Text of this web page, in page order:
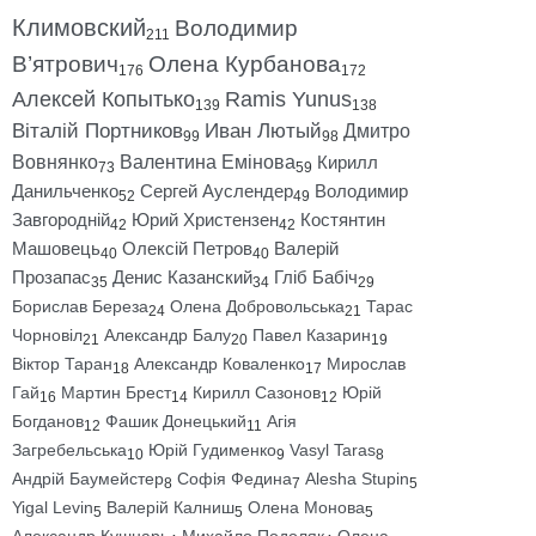
Климовский211 Володимир
В’ятрович176 Олена Курбанова172
Алексей Копытько139 Ramis Yunus138
Віталій Портников99 Иван Лютый98 Дмитро
Вовнянко73 Валентина Емінова59 Кирилл
Данильченко52 Сергей Ауслендер49 Володимир
Завгородній42 Юрий Христензен42 Костянтин
Машовець40 Олексій Петров40 Валерій
Прозапас35 Денис Казанский34 Гліб Бабіч29
Борислав Береза24 Олена Добровольська21 Тарас
Чорновіл21 Александр Балу20 Павел Казарин19
Віктор Таран18 Александр Коваленко17 Мирослав
Гай16 Мартин Брест14 Кирилл Сазонов12 Юрій
Богданов12 Фашик Донецький11 Агія
Загребельська10 Юрій Гудименко9 Vasyl Taras8
Андрій Баумейстер8 Софія Федина7 Alesha Stupin5
Yigal Levin5 Валерій Калниш5 Олена Монова5